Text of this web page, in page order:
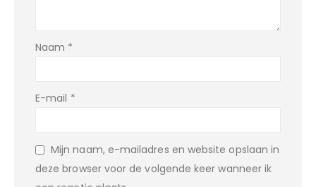
Naam *
E-mail *
Mijn naam, e-mailadres en website opslaan in
deze browser voor de volgende keer wanneer ik